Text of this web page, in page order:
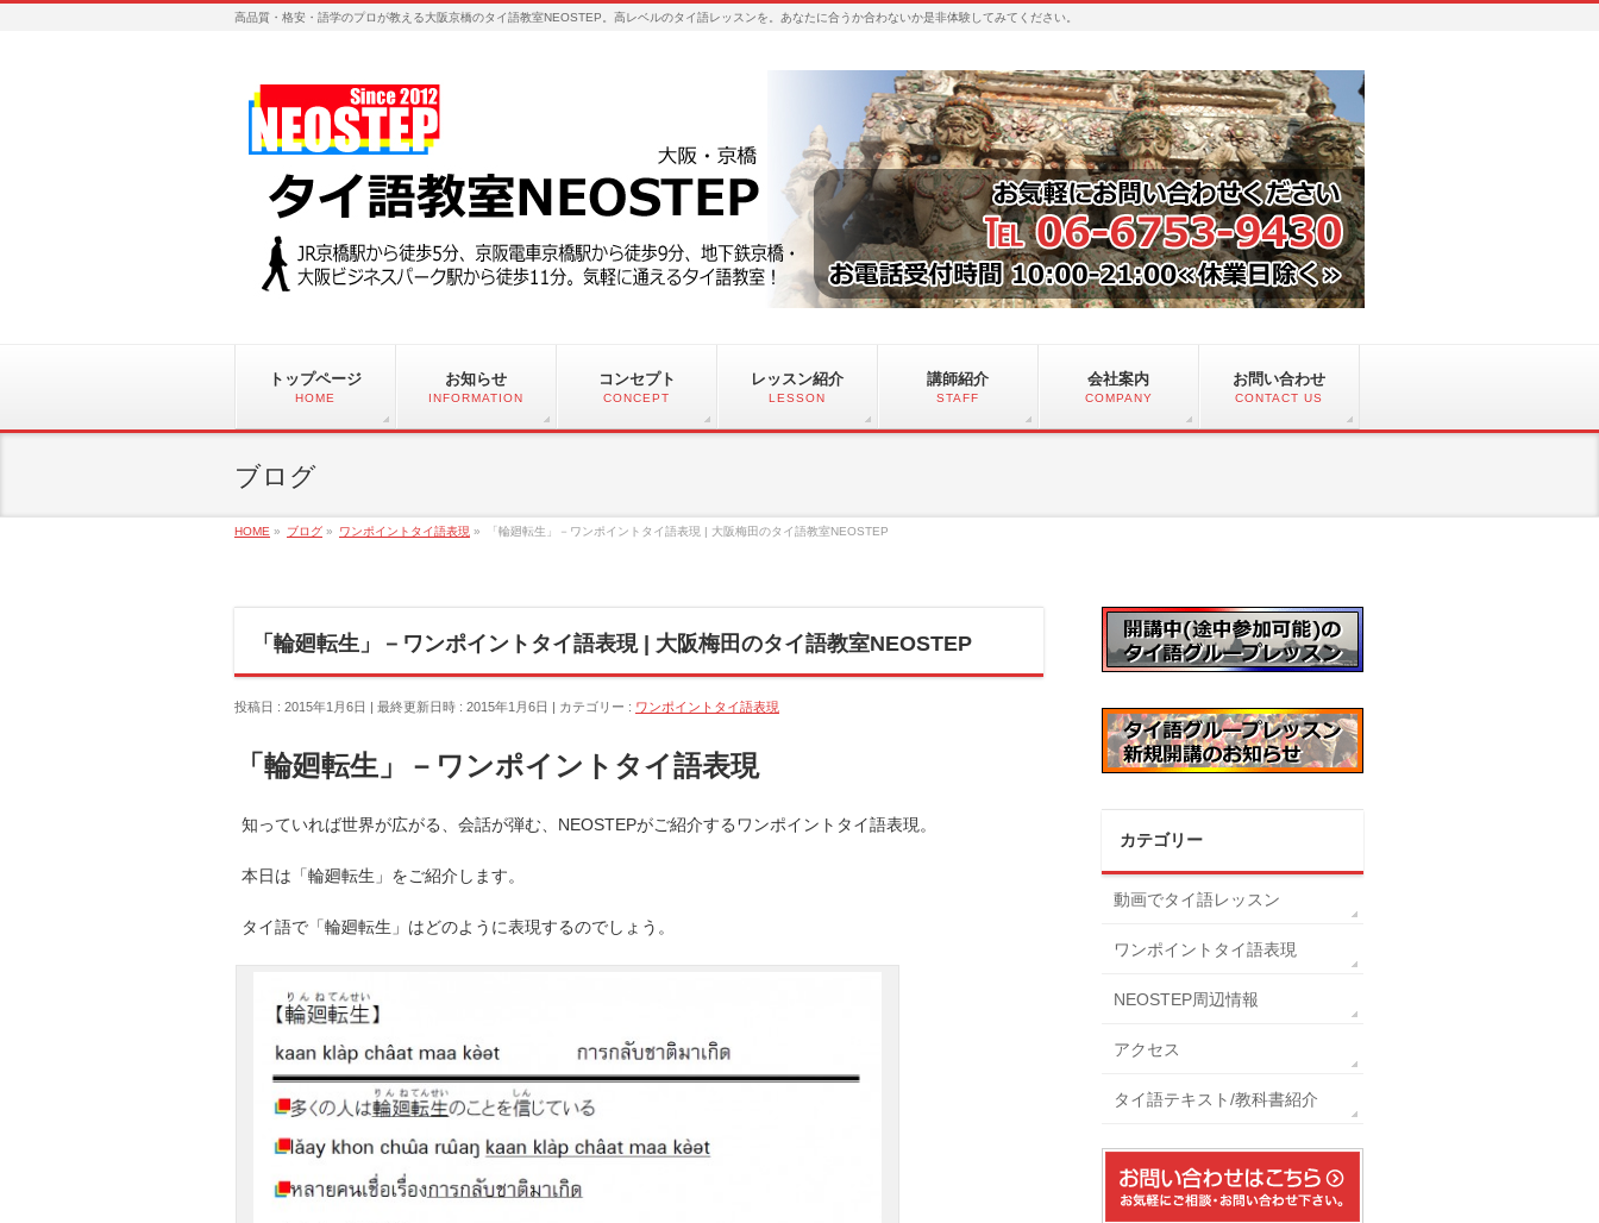
高品質・格安・語学のプロが教える大阪京橋のタイ語教室NEOSTEP。高レベルのタイ語レッスンを。あなたに合うか合わないか是非体験してみてください。
トップページ
HOME
お知らせ
INFORMATION
コンセプト
CONCEPT
レッスン紹介
LESSON
講師紹介
STAFF
会社案内
COMPANY
お問い合わせ
CONTACT US
ブログ
HOME » ブログ » ワンポイントタイ語表現 » 「輪廻転生」－ワンポイントタイ語表現 | 大阪梅田のタイ語教室NEOSTEP
「輪廻転生」－ワンポイントタイ語表現 | 大阪梅田のタイ語教室NEOSTEP
投稿日 : 2015年1月6日 最終更新日時 : 2015年1月6日 カテゴリー : ワンポイントタイ語表現
「輪廻転生」－ワンポイントタイ語表現
知っていれば世界が広がる、会話が弾む、NEOSTEPがご紹介するワンポイントタイ語表現。
本日は「輪廻転生」をご紹介します。
タイ語で「輪廻転生」はどのように表現するのでしょう。
カテゴリー
動画でタイ語レッスン
ワンポイントタイ語表現
NEOSTEP周辺情報
アクセス
タイ語テキスト/教科書紹介